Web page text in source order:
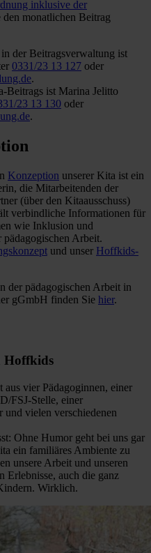
inklusive der
den monatlichen Beitrag
der Beitragsverwaltung ist
0331/23 13 127 oder
.
Beitrags ist Marina Jelitto
23 13 130 oder
.
Konzeption unserer Kita ist ein
die Mitarbeitenden der
(über den Kitaausschuss)
verbindliche Informationen für
wie Inklusion und
Arbeit.
und unser Hoffkids-
der pädagogischen Arbeit in
gGmbH finden Sie hier.
Hoffkids
vier Pädagoginnen, einer
FSJ-Stelle, einer
und vielen verschiedenen
Ohne Humor geht bei uns gar
ein familiäres Ambiente zu
unsere Arbeit und unseren
Erlebnisse, auch die ganz
Wirklich.